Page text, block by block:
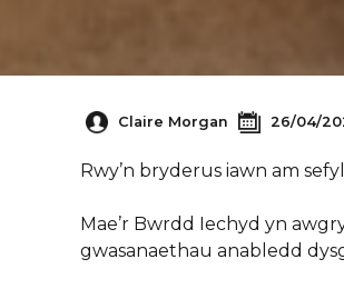
Claire Morgan 26/04/
Rwy’n bryderus iawn am
Mae’r Bwrdd Iechyd yn
gwasanaethau anabledd